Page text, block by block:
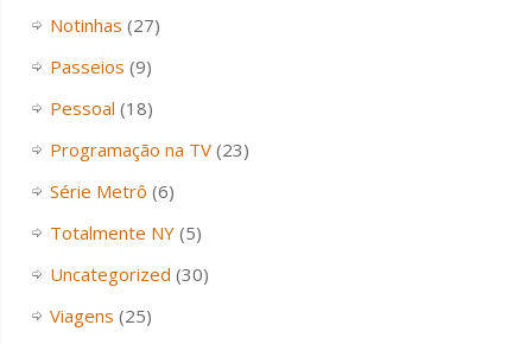
Notinhas (27)
Passeios (9)
Pessoal (18)
Programação na TV(23)
Série Metrô (6)
Totalmente NY(5)
Uncategorized (30)
Viagens (25)